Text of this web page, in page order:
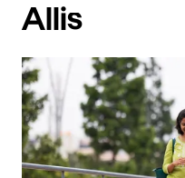
kalendarom
datum.
Pritisni
tipku
escape
za
zatvaranje
kalendara.
Allis